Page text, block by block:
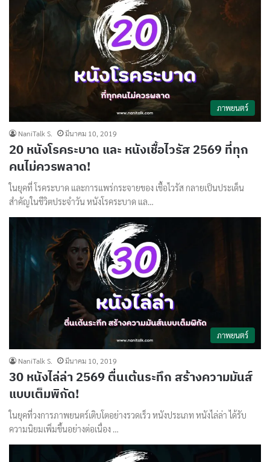
ภาพยนตร์
NaniTalk S. มีนาคม 10, 2019
20 หนังโรคระบาด และ หนังเชื้อไวรัส 2569 ที่ทุก
คนไม่ควรพลาด!
ในยุคที่ โรคระบาด และการแพร่กระจายของ เชื้อไวรัส กลายเป็นประเด็น
สำคัญในชีวิตประจำวัน หนังโรคระบาด แล…
ภาพยนตร์
NaniTalk S. มีนาคม 10, 2019
30 หนังไล่ล่า 2569 ตื่นเต้นระทึก สร้างความมันส์
แบบเต็มพิกัด!
ในยุคที่วงการภาพยนตร์เติบโตอย่างรวดเร็ว หนังประเภท หนังไล่ล่า ได้รับ
ความนิยมเพิ่มขึ้นอย่างต่อเนื่อง …